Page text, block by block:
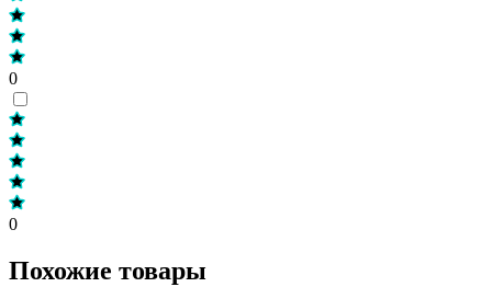
0
0
Похожие товары